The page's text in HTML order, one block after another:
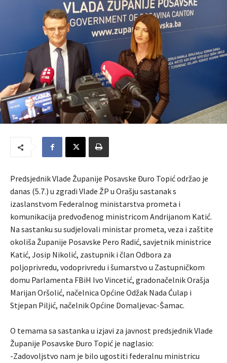
Predsjednik Vlade Županije Posavske Đuro Topić održao je
danas (5.7.) u zgradi Vlade ŽP u Orašju sastanak s
izaslanstvom Federalnog ministarstva prometa i
komunikacija predvođenog ministricom Andrijanom Katić.
Na sastanku su sudjelovali ministar prometa, veza i zaštite
okoliša Županije Posavske Pero Radić, savjetnik ministrice
Katić, Josip Nikolić, zastupnik i član Odbora za
poljoprivredu, vodoprivredu i šumarstvo u Zastupničkom
domu Parlamenta FBiH Ivo Vincetić, gradonačelnik Orašja
Marijan Oršolić, načelnica Općine Odžak Nada Ćulap i
Stjepan Piljić, načelnik Općine Domaljevac-Šamac.
O temama sa sastanka u izjavi za javnost predsjednik Vlade
Županije Posavske Đuro Topić je naglasio:
-Zadovoljstvo nam je bilo ugostiti federalnu ministricu